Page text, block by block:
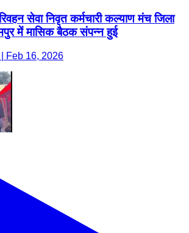
सेवा निवृत कर्मचारी कल्याण मंच जिला
में मासिक बैठक संपन्न हुई
Feb 16, 2026